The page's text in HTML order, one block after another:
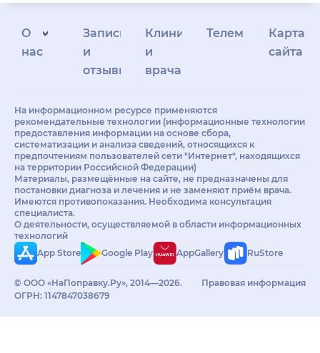
О
нас
Запись
и
отзывы
Клиникам
и
врачам
Телемедицина
Карта
сайта
На информационном ресурсе применяются
рекомендательные технологии (информационные технологии
предоставления информации на основе сбора,
систематизации и анализа сведений, относящихся к
предпочтениям пользователей сети "Интернет", находящихся
на территории Российской Федерации)
Материалы, размещённые на сайте, не предназначены для
постановки диагноза и лечения и не заменяют приём врача.
Имеются противопоказания. Необходима консультация
специалиста.
О деятельности, осуществляемой в области информационных
технологий
App Store
Google Play AppGallery RuStore
© ООО «НаПоправку.Ру», 2014—2026.
ОГРН: 1147847038679
Правовая информация